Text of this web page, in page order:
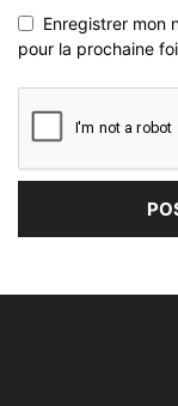
Enregistrer mon
pour la prochaine